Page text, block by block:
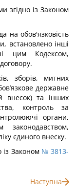
згідно із Законом
на обов'язковість
встановлено інші
цим Кодексом,
зборів, митних
державне
внесок) та інших
контроль за
органи,
законодавством,
єдиного внеску.
із Законом № 3813-
Наступна